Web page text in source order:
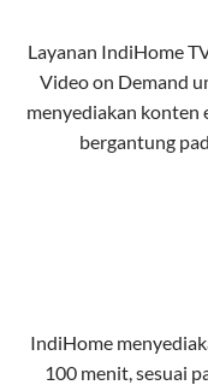
menggunakan
pelanggan.
keunggulan:
Kecepatan Tinggi
dibandingkan
Layanan IndiHome
Video on Demand
menyediakan konten
bergantung
IndiHome
100 menit, sesuai